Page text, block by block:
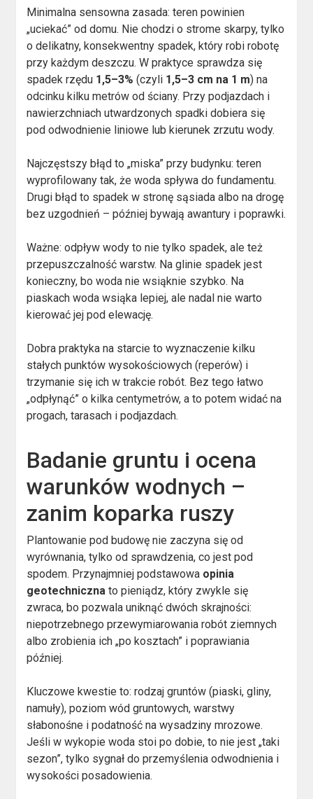
Minimalna sensowna zasada: teren powinien
„uciekać” od domu. Nie chodzi o strome skarpy, tylko
o delikatny, konsekwentny spadek, który robi robotę
przy każdym deszczu. W praktyce sprawdza się
spadek rzędu 1,5–3% (czyli 1,5–3 cm na 1 m) na
odcinku kilku metrów od ściany. Przy podjazdach i
nawierzchniach utwardzonych spadki dobiera się
pod odwodnienie liniowe lub kierunek zrzutu wody.
Najczęstszy błąd to „miska” przy budynku: teren
wyprofilowany tak, że woda spływa do fundamentu.
Drugi błąd to spadek w stronę sąsiada albo na drogę
bez uzgodnień – później bywają awantury i poprawki.
Ważne: odpływ wody to nie tylko spadek, ale też
przepuszczalność warstw. Na glinie spadek jest
konieczny, bo woda nie wsiąknie szybko. Na
piaskach woda wsiąka lepiej, ale nadal nie warto
kierować jej pod elewację.
Dobra praktyka na starcie to wyznaczenie kilku
stałych punktów wysokościowych (reperów) i
trzymanie się ich w trakcie robót. Bez tego łatwo
„odpłynąć” o kilka centymetrów, a to potem widać na
progach, tarasach i podjazdach.
Badanie gruntu i ocena
warunków wodnych –
zanim koparka ruszy
Plantowanie pod budowę nie zaczyna się od
wyrównania, tylko od sprawdzenia, co jest pod
spodem. Przynajmniej podstawowa opinia
geotechniczna to pieniądz, który zwykle się
zwraca, bo pozwala uniknąć dwóch skrajności:
niepotrzebnego przewymiarowania robót ziemnych
albo zrobienia ich „po kosztach” i poprawiania
później.
Kluczowe kwestie to: rodzaj gruntów (piaski, gliny,
namuły), poziom wód gruntowych, warstwy
słabonośne i podatność na wysadziny mrozowe.
Jeśli w wykopie woda stoi po dobie, to nie jest „taki
sezon”, tylko sygnał do przemyślenia odwodnienia i
wysokości posadowienia.